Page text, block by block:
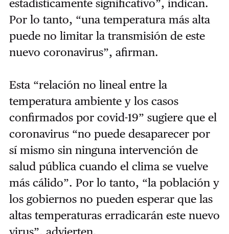
estadísticamente significativo”, indican.
Por lo tanto, “una temperatura más alta
puede no limitar la transmisión de este
nuevo coronavirus”, afirman.
Esta “relación no lineal entre la
temperatura ambiente y los casos
confirmados por covid-19” sugiere que el
coronavirus “no puede desaparecer por
sí mismo sin ninguna intervención de
salud pública cuando el clima se vuelve
más cálido”. Por lo tanto, “la población y
los gobiernos no pueden esperar que las
altas temperaturas erradicarán este nuevo